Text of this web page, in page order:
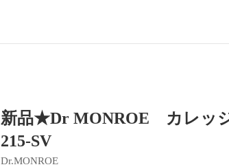
新品★Dr MONROE カレッ
215-SV
Dr.MONROE